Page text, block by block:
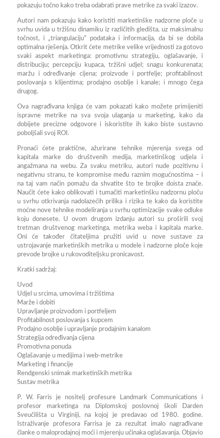
pokazuju točno kako treba odabrati prave metrike za svaki izazov.
Autori nam pokazuju kako koristiti marketinške nadzorne ploče u
svrhu uvida u tržišnu dinamiku iz različitih gledišta, uz maksimalnu
točnost, i „triangulaciju” podataka i informacija, da bi se dobila
optimalna rješenja. Otkrit ćete metrike velike vrijednosti za gotovo
svaki aspekt marketinga: promotivnu strategiju, oglašavanje, i
distribuciju; percepciju kupaca, tržišni udjel; snagu konkurenata;
maržu i određivanje cijena; proizvode i portfelje; profitabilnost
poslovanja s klijentima; prodajno osoblje i kanale; i mnogo čega
drugog.
Ova nagrađivana knjiga će vam pokazati kako možete primijeniti
ispravne metrike na sva svoja ulaganja u marketing, kako da
dobijete precizne odgovore i iskoristite ih kako biste sustavno
poboljšali svoj ROI.
Pronaći ćete praktične, ažurirane tehnike mjerenja svega od
kapitala marke do društvenih medija, marketinškog udjela i
angažmana na webu. Za svaku metriku, autori nude pozitivnu i
negativnu stranu, te kompromise među raznim mogućnostima – i
na taj vam način pomažu da shvatite što te brojke doista znače.
Naučit ćete kako oblikovati i tumačiti marketinšku nadzornu ploču
u svrhu otkrivanja nadolazećih prilika i rizika te kako da koristite
moćne nove tehnike modeliranja u svrhu optimizacije svake odluke
koju donesete. U ovom drugom izdanju autori su proširili svoj
tretman društvenog marketinga, metrika weba i kapitala marke.
Oni će također čitateljima pružiti uvid u nove sustave za
ustrojavanje marketinških metrika u modele i nadzorne ploče koje
prevode brojke u rukovoditeljsku pronicavost.
Kratki sadržaj:
Uvod
Udjel u srcima, umovima i tržištima
Marže i dobiti
Upravljanje proizvodom i portfeljem
Profitabilnost poslovanja s kupcem
Prodajno osoblje i upravljanje prodajnim kanalom
Strategija određivanja cijena
Promotivna ponuda
Oglašavanje u medijima i web-metrike
Marketing i financije
Rendgenski snimak marketinških metrika
Sustav metrika
P. W. Farris je nositelj profesure Landmark Communications i
profesor marketinga na Diplomskoj poslovnoj školi Darden
Sveučilišta u Virginiji, na kojoj je predavao od 1980. godine.
Istraživanje profesora Farrisa je za rezultat imalo nagrađivane
članke o maloprodajnoj moći i mjerenju učinaka oglašavanja. Objavio